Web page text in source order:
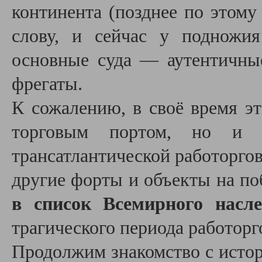
континента (позднее по
слову, и сейчас у подножия
основные суда —
фрегаты.
К сожалению, в своё время
торговым портом, но и
трансатлантической
другие форты и объекты на
в список Всемирного
трагического периода
Продолжим знакомство с